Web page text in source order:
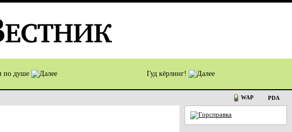
по душе Гуд кёрлинг!
WAP PDA